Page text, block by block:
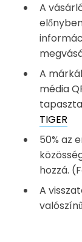
A
A
média
TIGER
50% az
hozzá.
A